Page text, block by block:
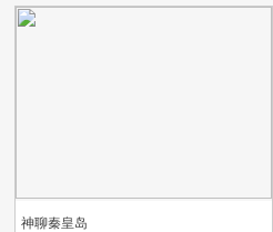
神聊秦皇岛